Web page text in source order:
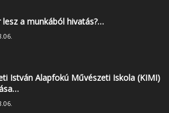
lesz a munkából hivatás?…
István Alapfokú Művészeti Iskola (KIMI)